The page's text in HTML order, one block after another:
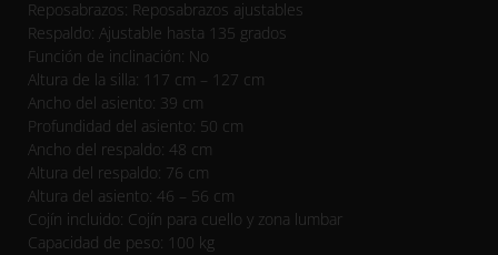
Reposabrazos: Reposabrazos ajustables
Respaldo: Ajustable hasta 135 grados
Función de inclinación: No
Altura de la silla: 117 cm – 127 cm
Ancho del asiento: 39 cm
Profundidad del asiento: 50 cm
Ancho del respaldo: 48 cm
Altura del respaldo: 76 cm
Altura del asiento: 46 – 56 cm
Cojín incluido: Cojín para cuello y zona lumbar
Capacidad de peso: 100 kg